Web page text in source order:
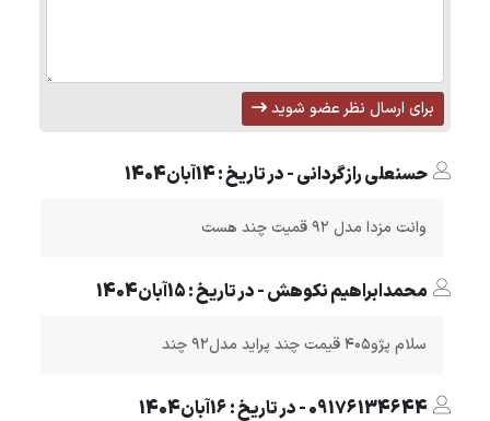
برای ارسال نظر عضو شوید
حسنعلی رازگردانی - در تاریخ : 14آبان1404
وانت مزدا مدل ۹۲ قمیت چند هست
محمدابراهیم نکوهش - در تاریخ : 15آبان1404
سلام پژو۴۰۵ قیمت چند پراید مدل۹۲ چند
09176134644 - در تاریخ : 16آبان1404